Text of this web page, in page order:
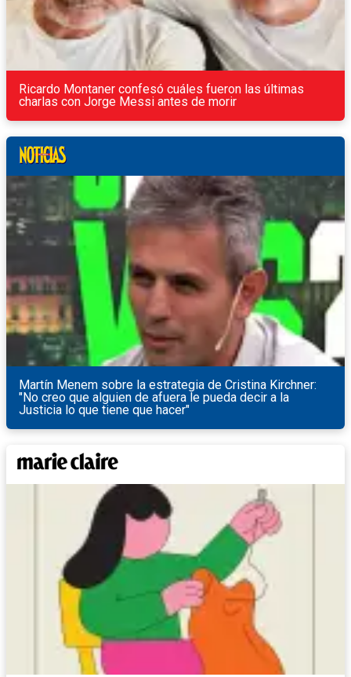
Ricardo Montaner confesó cuáles fueron las últimas
charlas con Jorge Messi antes de morir
Martín Menem sobre la estrategia de Cristina Kirchner:
"No creo que alguien de afuera le pueda decir a la
Justicia lo que tiene que hacer"